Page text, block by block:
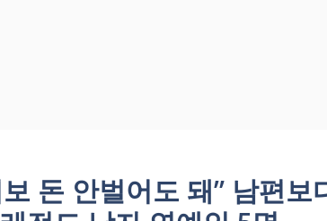
돈 안벌어도 돼” 남편